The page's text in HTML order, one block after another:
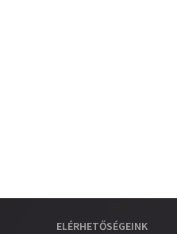
ELÉRHETŐSÉGEINK